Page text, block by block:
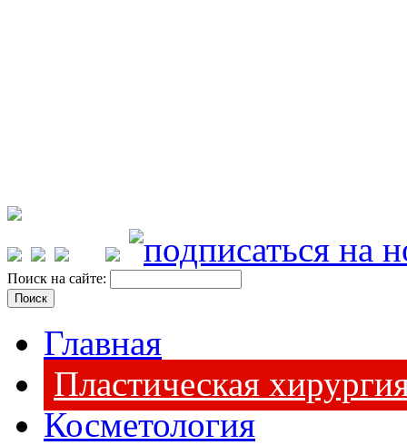
Поиск на сайте:
Главная
Пластическая
Косметология